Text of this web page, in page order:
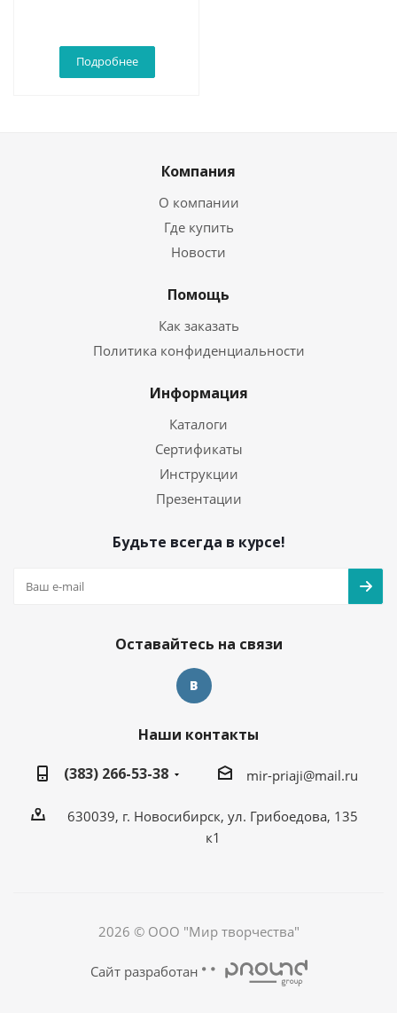
Подробнее
Компания
О компании
Где купить
Новости
Помощь
Как заказать
Политика конфиденциальности
Информация
Каталоги
Сертификаты
Инструкции
Презентации
Будьте всегда в курсе!
Оставайтесь на связи
Наши контакты
(383) 266-53-38
mir-priaji@mail.ru
630039, г. Новосибирск, ул. Грибоедова, 135
к1
2026 © ООО "Мир творчества"
Сайт разработан